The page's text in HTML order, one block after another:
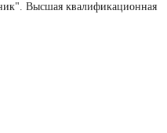
Высшая квалификационная